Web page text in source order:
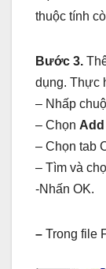
thuộc tính
Bước 3.
dụng. Thực
– Nhấp
– Chọn
– Chọn tab
– Tìm và
-Nhấn OK.
– Trong file